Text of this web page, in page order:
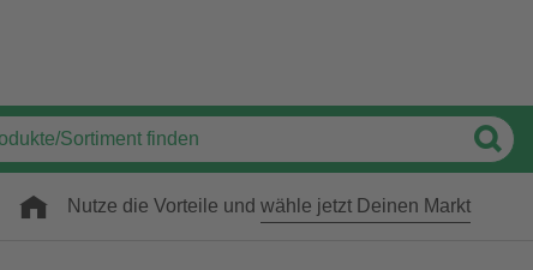
Nutze die Vorteile und wähle jetzt Deinen Markt